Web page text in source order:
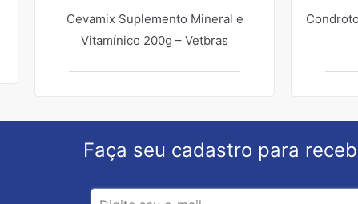
Cevamix Suplemento Mineral e
Vitamínico 200g – Vetbras
Faça seu cadastro para